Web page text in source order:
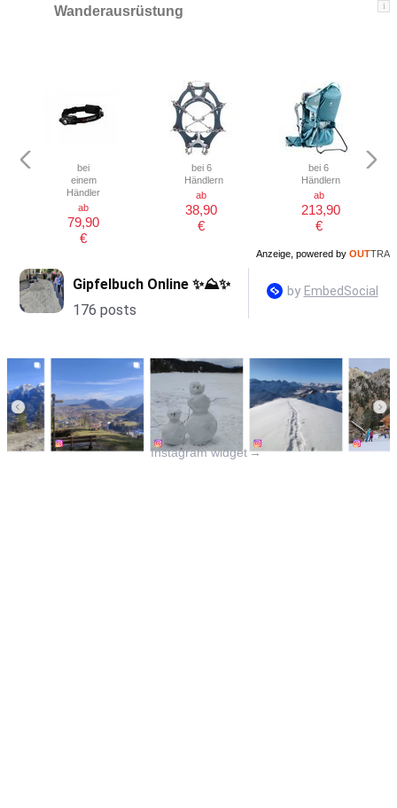
i
Wanderausrüstung
bei
einem
Händler
ab
79,90
€
bei 6
Händlern
ab
38,90
€
bei 6
Händlern
ab
213,90
€
Anzeige, powered by OUTTRA
Instagram widget →